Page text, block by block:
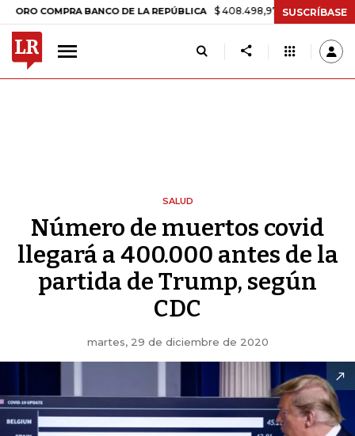
COMPRA BANCO DE LA REPÚBLICA $ 408.498,97 +$ 8.753,81 +2,19%
SUSCRÍBASE
SALUD
Número de muertos covid
llegará a 400.000 antes de la
partida de Trump, según
CDC
martes, 29 de diciembre de 2020